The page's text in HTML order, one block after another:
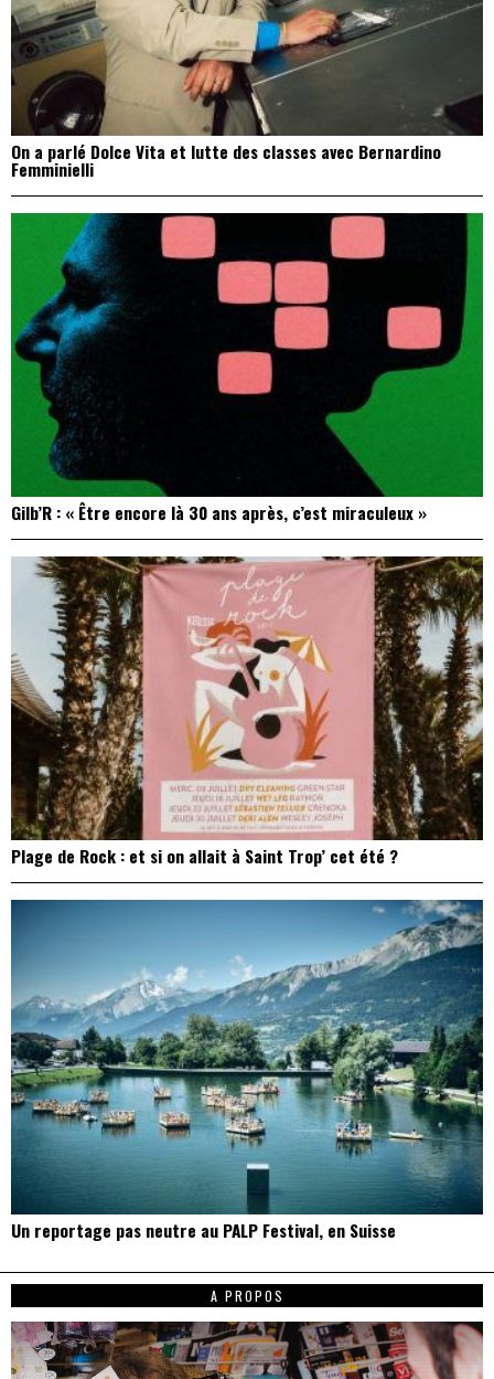
On a parlé Dolce Vita et lutte des classes avec Bernardino
Femminielli
Gilb’R : « Être encore là 30 ans après, c’est miraculeux »
Plage de Rock : et si on allait à Saint Trop’ cet été ?
Un reportage pas neutre au PALP Festival, en Suisse
A PROPOS